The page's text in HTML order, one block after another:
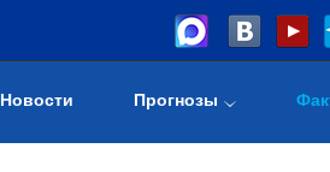
Новости Прогнозы